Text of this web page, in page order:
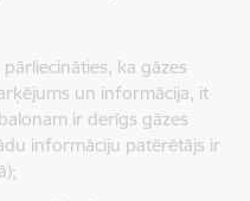
ka gāzes
un informācija, it
ir derīgs gāzes
informāciju patērētājs ir